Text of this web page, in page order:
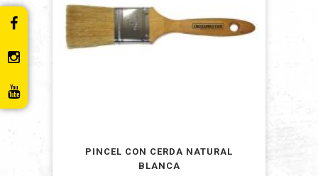
PINCEL CON CERDA NATURAL
BLANCA